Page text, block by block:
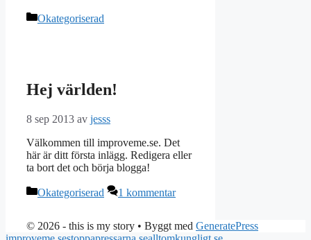
Kategorier
Okategoriserad
Hej världen!
8 sep 2013 av jesss
Välkommen till improveme.se. Det
här är ditt första inlägg. Redigera eller
ta bort det och börja blogga!
Kategorier
Okategoriserad 1 kommentar
© 2026 - this is my story • Byggt med GeneratePress